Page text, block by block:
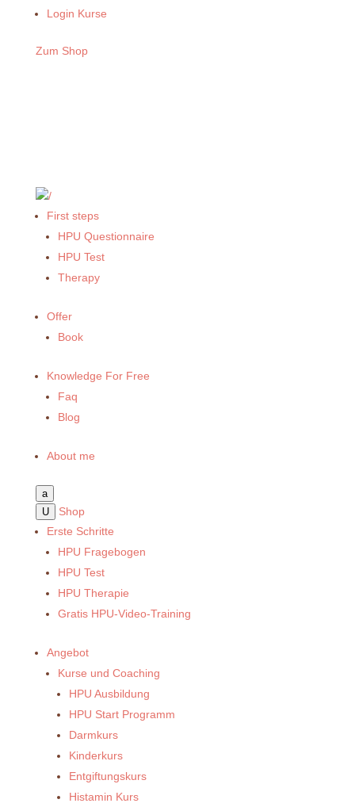
Login Kurse
Zum Shop
First steps
HPU Questionnaire
HPU Test
Therapy
Offer
Book
Knowledge For Free
Faq
Blog
About me
a
U
Shop
Erste Schritte
HPU Fragebogen
HPU Test
HPU Therapie
Gratis HPU-Video-Training
Angebot
Kurse und Coaching
HPU Ausbildung
HPU Start Programm
Darmkurs
Kinderkurs
Entgiftungskurs
Histamin Kurs